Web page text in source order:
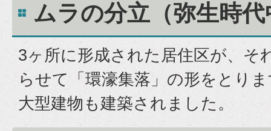
ムラの分立（弥生時
3ヶ所に形成された居住区が、そ
らせて「環濠集落」の形をとり
大型建物も建築されました。